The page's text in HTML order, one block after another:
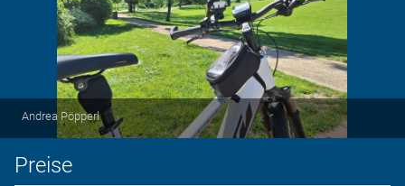
Andrea Pöpperl
Preise